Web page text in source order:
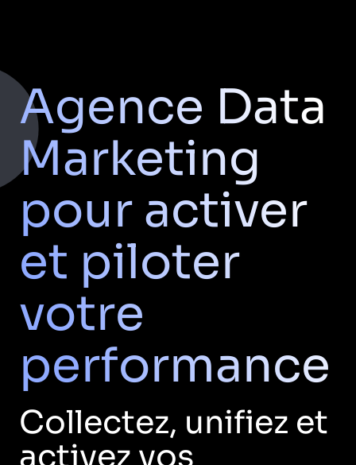
Agence Data
Marketing
pour activer
et piloter
votre
performance
Collectez, unifiez et
activez vos